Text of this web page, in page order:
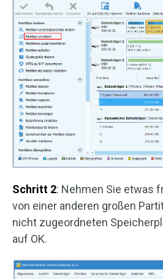
Schritt 2: Nehmen Sie etwas
von einer anderen großen
nicht zugeordneten
auf OK.